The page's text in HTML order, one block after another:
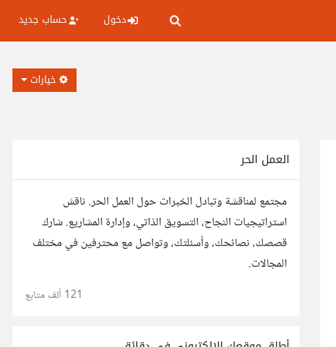
دخول حساب جديد
خيارات
العمل الحر
مجتمع لمناقشة وتبادل الخبرات حول العمل الحر. ناقش
استراتيجيات النجاح، التسويق الذاتي، وإدارة المشاريع. شارك
قصصك، نصائحك، وأسئلتك، وتواصل مع محترفين في مختلف
المجالات.
121 ألف متابع